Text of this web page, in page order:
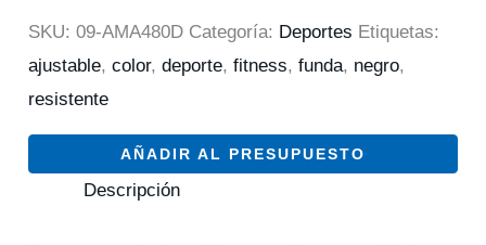
SKU:09-AMA480D Categoría: Deportes Etiquetas:
ajustable,color,deporte,fitness,funda, negro,
resistente
AÑADIR AL PRESUPUESTO
Descripción